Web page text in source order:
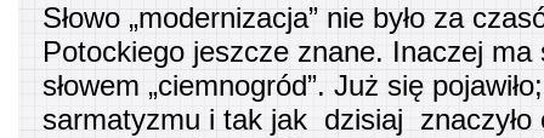
Słowo „modernizacja” nie było za
Potockiego jeszcze znane. Inaczej ma
słowem „ciemnogród”. Już się
sarmatyzmu i tak jak dzisiaj znaczyło